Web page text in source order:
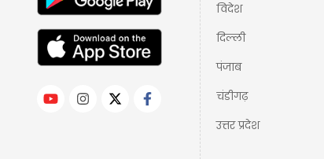
विदेश
दिल्ली
पंजाब
चंडीगढ़
उत्तर प्रदेश